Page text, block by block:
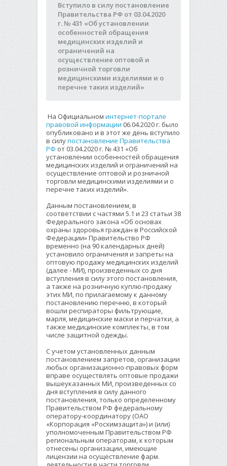
Вступило в силу постановление
Правительства РФ от 03.04.2020
г. № 431 «Об установлении
особенностей обращения
медицинских изделий и
ограничений на
осуществление оптовой и
розничной торговли
медицинскими изделиями и о
перечне таких изделий»
На Официальном интернет-портале
правовой информации 06.04.2020 г. было
опубликовано и в этот же день вступило
в силупостановление Правительства
РФ от 03.04.2020 г. № 431 «Об
установлении особенностей обращения
медицинских изделий и ограничений на
осуществление оптовой и розничной
торговли медицинскими изделиями и о
перечне таких изделий».
Данным постановлением, в
соответствии с частями 5.1 и 23 статьи 38
Федерального закона «Об основах
охраны здоровья граждан в Российской
Федерации» Правительство РФ
временно (на 90 календарных дней)
установило ограничения и запреты на
оптовую продажу медицинских изделий
(далее - МИ), произведенных со дня
вступления в силу этого постановления,
а также на розничную куплю-продажу
этих МИ, по прилагаемому к данному
постановлению перечню, в который
вошли респираторы фильтрующие,
марля, медицинские маски и перчатки, а
также медицинские комплекты, в том
числе защитной одежды.
С учетом установленных данным
постановлением запретов, организации
любых организационно-правовых форм
вправе осуществлять оптовые продажи
вышеуказанных МИ, произведенных со
дня вступления в силу данного
постановления, только определенному
Правительством РФ федеральному
оператору-координатору (ОАО
«Корпорация «Росхимзащита») и (или)
уполномоченным Правительством РФ
региональным операторам, к которым
отнесены организации, имеющие
лицензии на осуществление фарм.